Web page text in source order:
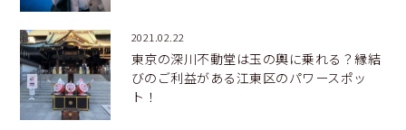
2021.02.22
東京の深川不動堂は玉の輿に乗れる？縁結
びのご利益がある江東区のパワースポッ
ト！